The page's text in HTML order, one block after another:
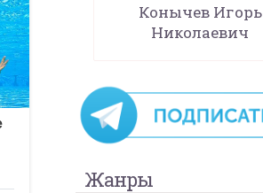
Конычев Игорь
Николаевич
Жанры